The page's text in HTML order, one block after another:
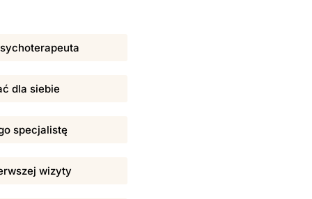
dla siebie
specjalistę
wizyty